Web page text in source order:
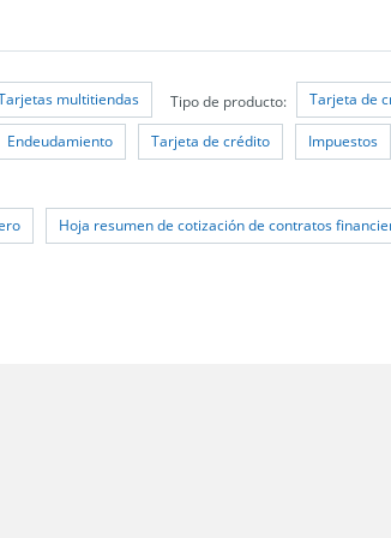
multitiendas Tipo de producto: Tarjeta de
Endeudamiento Tarjeta de crédito Impuestos
Hoja resumen de cotización de contratos